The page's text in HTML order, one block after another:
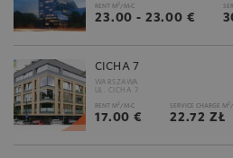
RENT M2 /M-C
23.00 - 23.00 €
CICHA 7
WARSZAWA
UL. CICHA 7
RENT M2 /M-C
17.00 €
SERVICE CHARGE M2 /
22.72 ZŁ